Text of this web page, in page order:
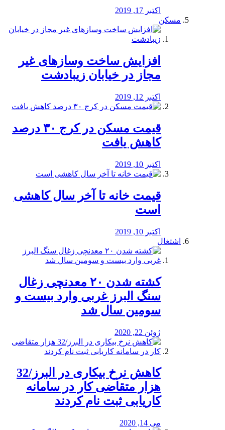
اکتبر 17, 2019
مسکن
افزایش ساخت وسازهای غیر
مجاز در خیابان زیبادشت
اکتبر 12, 2019
️قیمت مسکن در کرج ۳۰ درصد
کاهش یافت
اکتبر 10, 2019
قیمت خانه تا آخر سال کاهشی
است
اکتبر 10, 2019
اشتغال
کشته شدن ۲۰ معدنچی زغال
سنگ البرز غربی وارد بیست و
سومین سال شد
ژوئن 22, 2020
کاهش نرخ بیکاری در البرز/32
هزار متقاضی کار در سامانه
کاریابی ثبت نام کردند
می 14, 2020